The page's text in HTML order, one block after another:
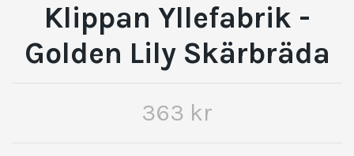
Klippan Yllefabrik -
Golden Lily Skärbräda
363 kr